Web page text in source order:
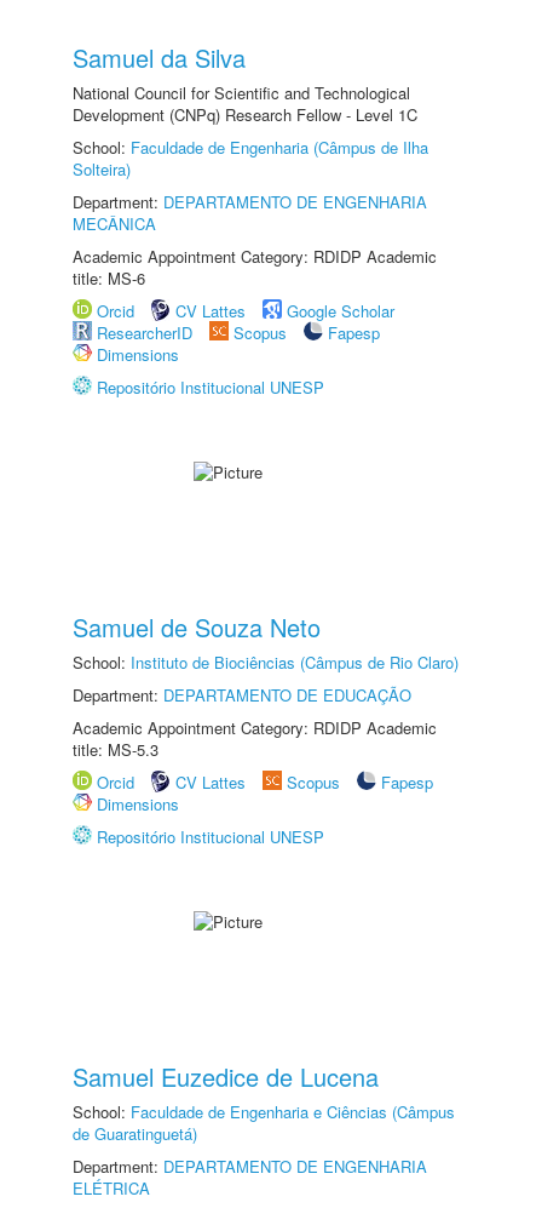
Samuel da Silva
National Council for Scientific and Technological
Development (CNPq) Research Fellow - Level 1C
School: Faculdade de Engenharia (Câmpus de Ilha
Solteira)
Department: DEPARTAMENTO DE ENGENHARIA
MECÂNICA
Academic Appointment Category: RDIDP Academic
title: MS-6
Orcid
CV Lattes
Google Scholar
ResearcherID
Scopus
Fapesp
Dimensions
Repositório Institucional UNESP
Samuel de Souza Neto
School: Instituto de Biociências (Câmpus de Rio Claro)
Department: DEPARTAMENTO DE EDUCAÇÃO
Academic Appointment Category: RDIDP Academic
title: MS-5.3
Orcid
CV Lattes Scopus
Fapesp
Dimensions
Repositório Institucional UNESP
Samuel Euzedice de Lucena
School: Faculdade de Engenharia e Ciências (Câmpus
de Guaratinguetá)
Department: DEPARTAMENTO DE ENGENHARIA
ELÉTRICA